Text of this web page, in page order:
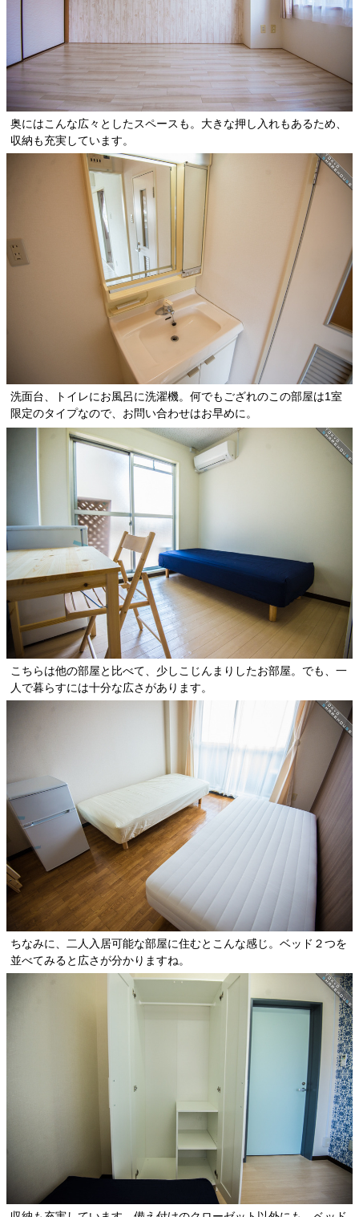
奥にはこんな広々としたスペースも。大きな押し入れもあるため、
収納も充実しています。
洗面台、トイレにお風呂に洗濯機。何でもござれのこの部屋は1室
限定のタイプなので、お問い合わせはお早めに。
こちらは他の部屋と比べて、少しこじんまりしたお部屋。でも、一
人で暮らすには十分な広さがあります。
ちなみに、二人入居可能な部屋に住むとこんな感じ。ベッド２つを
並べてみると広さが分かりますね。